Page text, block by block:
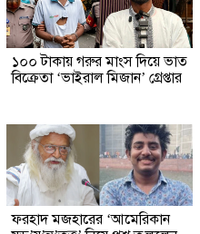
১০০ টাকায় গরুর মাংস দিয়ে ভাত
বিক্রেতা ‘ভাইরাল মিজান’ গ্রেপ্তার
ফরহাদ মজহারের ‘আমেরিকান